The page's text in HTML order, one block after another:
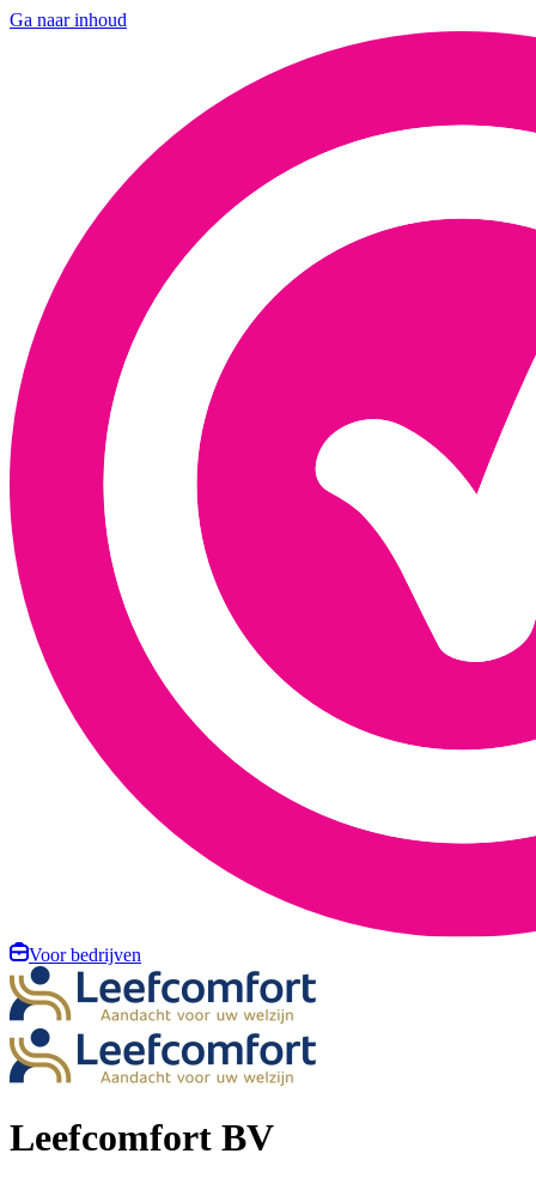
Ga naar inhoud
Voor bedrijven
Leefcomfort BV